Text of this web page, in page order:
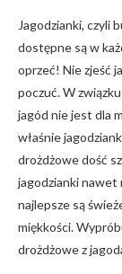
Jagodzianki, czyli
dostępne są w
oprzeć! Nie zjeść
poczuć. W
jagód nie jest dla
właśnie
drożdżowe dość
jagodzianki nawet
najlepsze są
miękkości.
drożdżowe z